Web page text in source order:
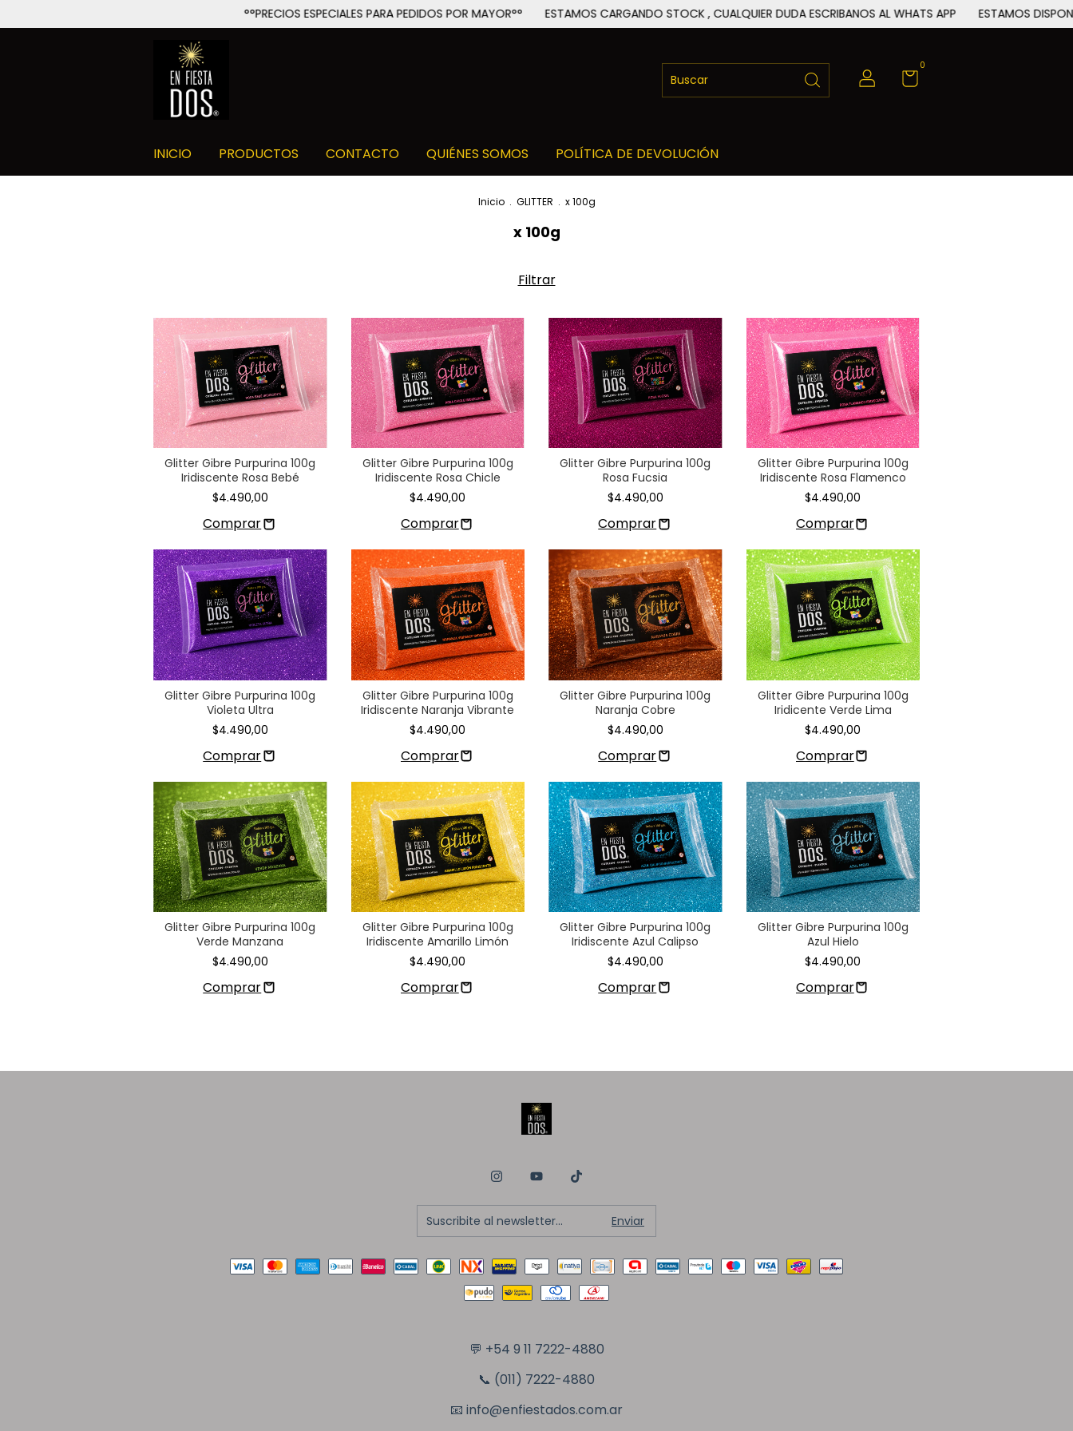
°°PRECIOS ESPECIALES PARA PEDIDOS POR MAYOR°° ESTAMOS CARGANDO STOCK , CUALQUIER DUDA ESCRIBANOS AL WHATS APP ESTAMOS DISPONIBLES EN
0
INICIO PRODUCTOS CONTACTO QUIÉNES SOMOS POLÍTICA DE DEVOLUCIÓN
Inicio . GLITTER . x 100g
x 100g
Filtrar
Glitter Gibre Purpurina 100g
Iridiscente Rosa Bebé
$4.490,00
Glitter Gibre Purpurina 100g
Iridiscente Rosa Chicle
$4.490,00
Glitter Gibre Purpurina 100g
Rosa Fucsia
$4.490,00
Glitter Gibre Purpurina 100g
Iridiscente Rosa Flamenco
$4.490,00
Glitter Gibre Purpurina 100g
Violeta Ultra
$4.490,00
Glitter Gibre Purpurina 100g
Iridiscente Naranja Vibrante
$4.490,00
Glitter Gibre Purpurina 100g
Naranja Cobre
$4.490,00
Glitter Gibre Purpurina 100g
Iridicente Verde Lima
$4.490,00
Glitter Gibre Purpurina 100g
Verde Manzana
$4.490,00
Glitter Gibre Purpurina 100g
Iridiscente Amarillo Limón
$4.490,00
Glitter Gibre Purpurina 100g
Iridiscente Azul Calipso
$4.490,00
Glitter Gibre Purpurina 100g
Azul Hielo
$4.490,00
💬 +54 9 11 7222-4880
📞 (011) 7222-4880
📧 info@enfiestados.com.ar